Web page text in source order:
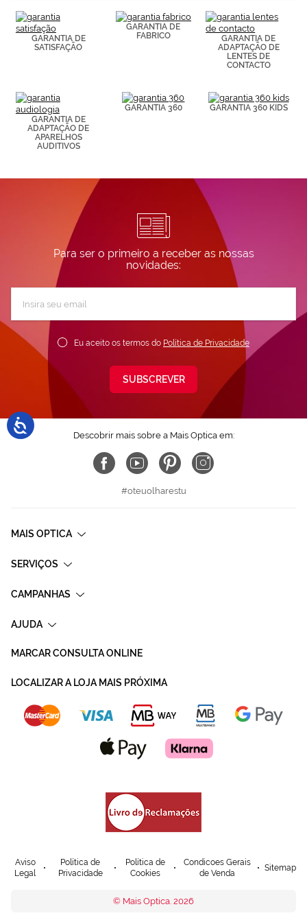
de páginas
visitadas).
Puedes
consultar más
Cookies.
GARANTIA DE
SATISFAÇÃO
GARANTIA DE
FABRICO
GARANTIA DE
ADAPTAÇÃO DE
LENTES DE
CONTACTO
GARANTIA DE
ADAPTAÇÃO DE
APARELHOS
AUDITIVOS
GARANTIA 360 GARANTIA 360 KIDS
Para ser o primeiro a receber as nossas
novidades:
Newsletter:
Eu aceito os termos do Política de Privacidade
SUBSCREVER
Descobrir mais sobre a Mais Optica em:
#oteuolharestu
MAIS OPTICA
SERVIÇOS
CAMPANHAS
AJUDA
MARCAR CONSULTA ONLINE
LOCALIZAR A LOJA MAIS PRÓXIMA
Aviso
Legal
Política de
Privacidade
Política de
Cookies
Condicoes Gerais
de Venda
Sitemap
© Mais Optica. 2026